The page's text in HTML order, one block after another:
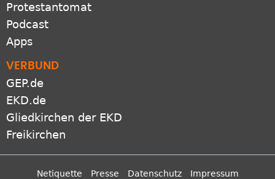
Protestantomat
Podcast
Apps
VERBUND
GEP.de
EKD.de
Gliedkirchen der EKD
Freikirchen
Netiquette Presse Datenschutz Impressum